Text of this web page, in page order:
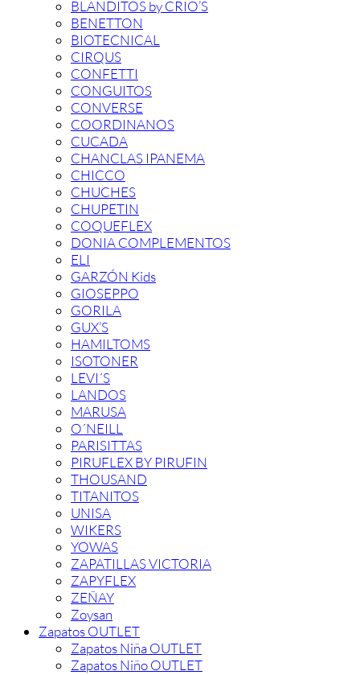
BLANDITOS by CRIO’S
BENETTON
BIOTECNICAL
CIRQUS
CONFETTI
CONGUITOS
CONVERSE
COORDINANOS
CUCADA
CHANCLAS IPANEMA
CHICCO
CHUCHES
CHUPETIN
COQUEFLEX
DONIA COMPLEMENTOS
ELI
GARZÓN Kids
GIOSEPPO
GORILA
GUX’S
HAMILTOMS
ISOTONER
LEVI´S
LANDOS
MARUSA
O´NEILL
PARISITTAS
PIRUFLEX BY PIRUFIN
THOUSAND
TITANITOS
UNISA
WIKERS
YOWAS
ZAPATILLAS VICTORIA
ZAPYFLEX
ZEÑAY
Zoysan
Zapatos OUTLET
Zapatos Niña OUTLET
Zapatos Niño OUTLET